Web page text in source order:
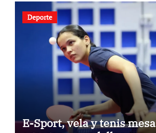
Deporte
E-Sport, vela y tenis mesa